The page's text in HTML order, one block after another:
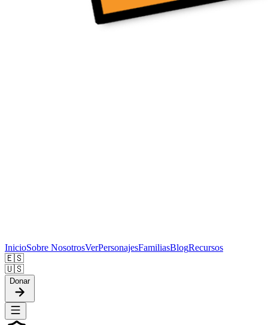
InicioSobre NosotrosVerPersonajesFamiliasBlogRecursos
🇪🇸
🇺🇸
Donar